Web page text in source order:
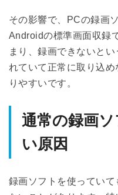
その影響で、PCの録画
Androidの標準画面収録
まり、録画できないと
れていて正常に取り込
りやすいです。
通常の録画
い原因
録画ソフトを使ってい